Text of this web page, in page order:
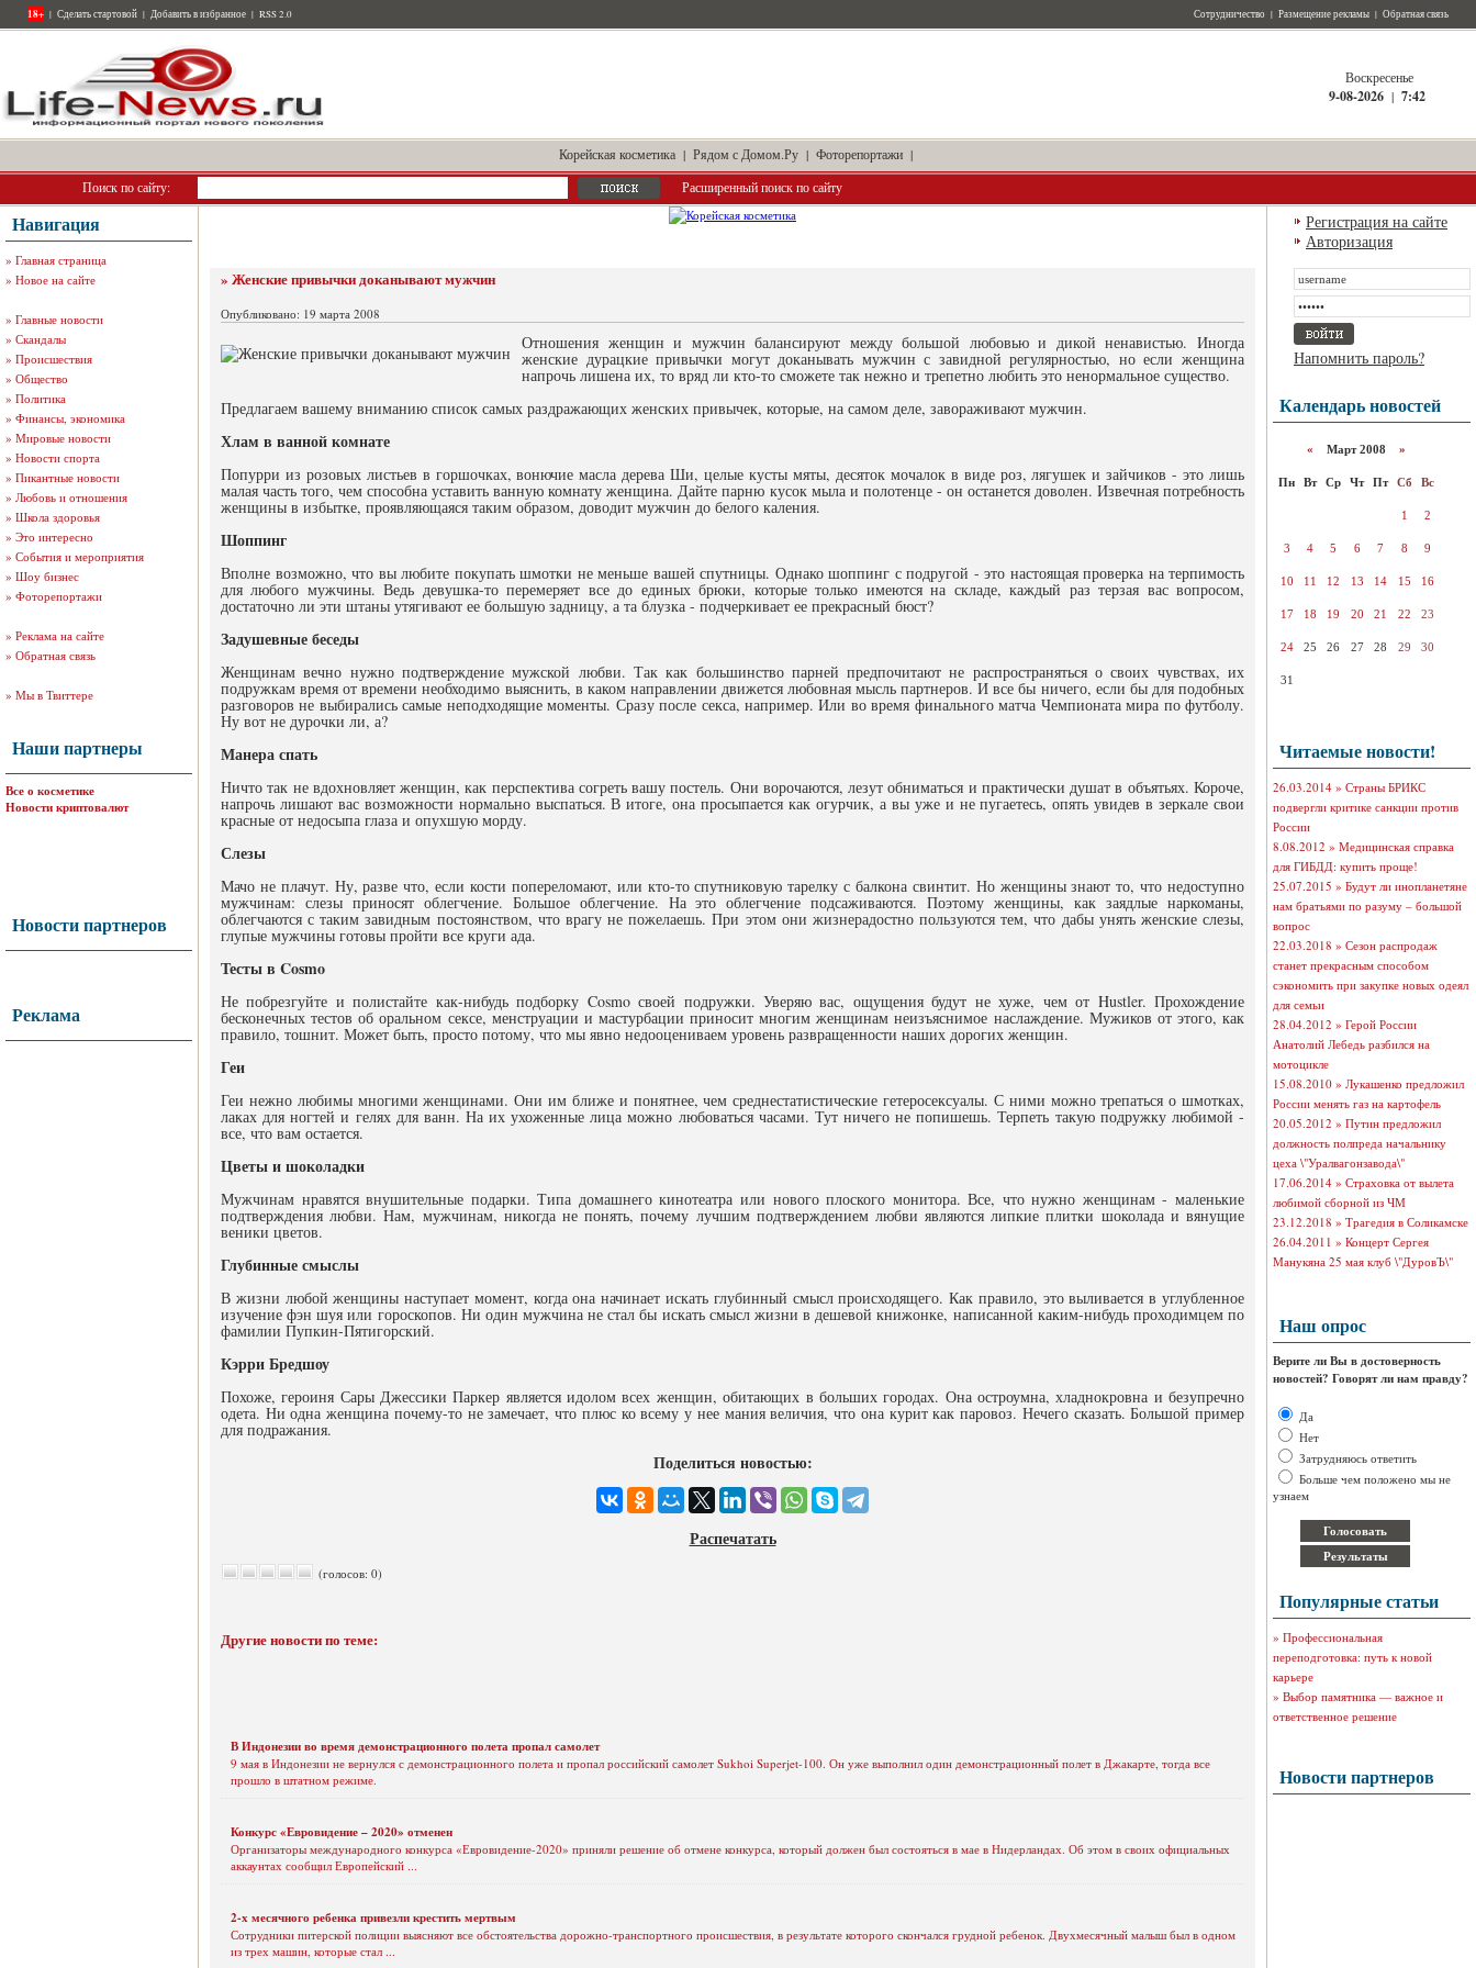
18+ | Сделать стартовой | Добавить в избранное | RSS 2.0 Сотрудничество | Размещение рекламы | Обратная связь
Воскресенье
9-08-2026 | 7:42
Корейская косметика | Рядом с Домом.Ру | Фоторепортажи |
Поиск по сайту:
Расширенный поиск по сайту
Навигация
» Главная страница
» Новое на сайте
» Главные новости
» Скандалы
» Происшествия
» Общество
» Политика
» Финансы, экономика
» Мировые новости
» Новости спорта
» Пикантные новости
» Любовь и отношения
» Школа здоровья
» Это интересно
» События и мероприятия
» Шоу бизнес
» Фоторепортажи
» Реклама на сайте
» Обратная связь
» Мы в Твиттере
Наши партнеры
Все о косметике
Новости криптовалют
Новости партнеров
Реклама
» Женские привычки доканывают мужчин
Опубликовано: 19 марта 2008
Отношения женщин и мужчин балансируют между большой любовью и дикой ненавистью. Иногда
женские дурацкие привычки могут доканывать мужчин с завидной регулярностью, но если женщина
напрочь лишена их, то вряд ли кто-то сможете так нежно и трепетно любить это ненормальное существо.
Предлагаем вашему вниманию список самых раздражающих женских привычек, которые, на самом деле, завораживают мужчин.
Хлам в ванной комнате
Попурри из розовых листьев в горшочках, вонючие масла дерева Ши, целые кусты мяты, десяток мочалок в виде роз, лягушек и зайчиков - это лишь
малая часть того, чем способна уставить ванную комнату женщина. Дайте парню кусок мыла и полотенце - он останется доволен. Извечная потребность
женщины в избытке, проявляющаяся таким образом, доводит мужчин до белого каления.
Шоппинг
Вполне возможно, что вы любите покупать шмотки не меньше вашей спутницы. Однако шоппинг с подругой - это настоящая проверка на терпимость
для любого мужчины. Ведь девушка-то перемеряет все до единых брюки, которые только имеются на складе, каждый раз терзая вас вопросом,
достаточно ли эти штаны утягивают ее большую задницу, а та блузка - подчеркивает ее прекрасный бюст?
Задушевные беседы
Женщинам вечно нужно подтверждение мужской любви. Так как большинство парней предпочитают не распространяться о своих чувствах, их
подружкам время от времени необходимо выяснить, в каком направлении движется любовная мысль партнеров. И все бы ничего, если бы для подобных
разговоров не выбирались самые неподходящие моменты. Сразу после секса, например. Или во время финального матча Чемпионата мира по футболу.
Ну вот не дурочки ли, а?
Манера спать
Ничто так не вдохновляет женщин, как перспектива согреть вашу постель. Они ворочаются, лезут обниматься и практически душат в объятьях. Короче,
напрочь лишают вас возможности нормально выспаться. В итоге, она просыпается как огурчик, а вы уже и не пугаетесь, опять увидев в зеркале свои
красные от недосыпа глаза и опухшую морду.
Слезы
Мачо не плачут. Ну, разве что, если кости попереломают, или кто-то спутниковую тарелку с балкона свинтит. Но женщины знают то, что недоступно
мужчинам: слезы приносят облегчение. Большое облегчение. На это облегчение подсаживаются. Поэтому женщины, как заядлые наркоманы,
облегчаются с таким завидным постоянством, что врагу не пожелаешь. При этом они жизнерадостно пользуются тем, что дабы унять женские слезы,
глупые мужчины готовы пройти все круги ада.
Тесты в Cosmo
Не побрезгуйте и полистайте как-нибудь подборку Cosmo своей подружки. Уверяю вас, ощущения будут не хуже, чем от Hustler. Прохождение
бесконечных тестов об оральном сексе, менструации и мастурбации приносит многим женщинам неизъяснимое наслаждение. Мужиков от этого, как
правило, тошнит. Может быть, просто потому, что мы явно недооцениваем уровень развращенности наших дорогих женщин.
Геи
Геи нежно любимы многими женщинами. Они им ближе и понятнее, чем среднестатистические гетеросексуалы. С ними можно трепаться о шмотках,
лаках для ногтей и гелях для ванн. На их ухоженные лица можно любоваться часами. Тут ничего не попишешь. Терпеть такую подружку любимой -
все, что вам остается.
Цветы и шоколадки
Мужчинам нравятся внушительные подарки. Типа домашнего кинотеатра или нового плоского монитора. Все, что нужно женщинам - маленькие
подтверждения любви. Нам, мужчинам, никогда не понять, почему лучшим подтверждением любви являются липкие плитки шоколада и вянущие
веники цветов.
Глубинные смыслы
В жизни любой женщины наступает момент, когда она начинает искать глубинный смысл происходящего. Как правило, это выливается в углубленное
изучение фэн шуя или гороскопов. Ни один мужчина не стал бы искать смысл жизни в дешевой книжонке, написанной каким-нибудь проходимцем по
фамилии Пупкин-Пятигорский.
Кэрри Бредшоу
Похоже, героиня Сары Джессики Паркер является идолом всех женщин, обитающих в больших городах. Она остроумна, хладнокровна и безупречно
одета. Ни одна женщина почему-то не замечает, что плюс ко всему у нее мания величия, что она курит как паровоз. Нечего сказать. Большой пример
для подражания.
Поделиться новостью:
Распечатать
(голосов: 0)
Другие новости по теме:
В Индонезии во время демонстрационного полета пропал самолет
9 мая в Индонезии не вернулся с демонстрационного полета и пропал российский самолет Sukhoi Superjet-100. Он уже выполнил один демонстрационный полет в Джакарте, тогда все
прошло в штатном режиме.
Конкурс «Евровидение – 2020» отменен
Организаторы международного конкурса «Евровидение-2020» приняли решение об отмене конкурса, который должен был состояться в мае в Нидерландах. Об этом в своих официальных
аккаунтах сообщил Европейский ...
2-х месячного ребенка привезли крестить мертвым
Сотрудники питерской полиции выясняют все обстоятельства дорожно-транспортного происшествия, в результате которого скончался грудной ребенок. Двухмесячный малыш был в одном
из трех машин, которые стал ...
Регистрация на сайте
Авторизация
Напомнить пароль?
Календарь новостей
« Март 2008 »
Пн Вт Ср Чт Пт Сб Вс
1 2
3 4 5 6 7 8 9
10 11 12 13 14 15 16
17 18 19 20 21 22 23
24 25 26 27 28 29 30
31
Читаемые новости!
26.03.2014 » Страны БРИКС
подвергли критике санкции против
России
8.08.2012 » Медицинская справка
для ГИБДД: купить проще!
25.07.2015 » Будут ли инопланетяне
нам братьями по разуму – большой
вопрос
22.03.2018 » Сезон распродаж
станет прекрасным способом
сэкономить при закупке новых одеял
для семьи
28.04.2012 » Герой России
Анатолий Лебедь разбился на
мотоцикле
15.08.2010 » Лукашенко предложил
России менять газ на картофель
20.05.2012 » Путин предложил
должность полпреда начальнику
цеха \"Уралвагонзавода\"
17.06.2014 » Страховка от вылета
любимой сборной из ЧМ
23.12.2018 » Трагедия в Соликамске
26.04.2011 » Концерт Сергея
Манукяна 25 мая клуб \"ДуровЪ\"
Наш опрос
Верите ли Вы в достоверность
новостей? Говорят ли нам правду?
Да
Нет
Затрудняюсь ответить
Больше чем положено мы не
узнаем
Популярные статьи
» Профессиональная
переподготовка: путь к новой
карьере
» Выбор памятника — важное и
ответственное решение
Новости партнеров